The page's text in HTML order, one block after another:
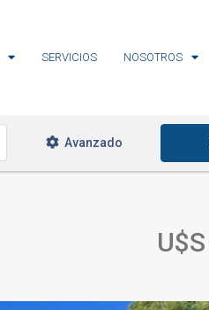
SERVICIOS NOSOTROS
Avanzado
U$S